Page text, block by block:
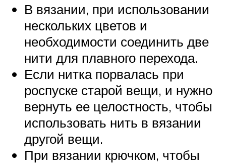
В вязании, при использовании
нескольких цветов и
необходимости соединить две
нити для плавного перехода.
Если нитка порвалась при
роспуске старой вещи, и нужно
вернуть ее целостность, чтобы
использовать нить в вязании
другой вещи.
При вязании крючком, чтобы